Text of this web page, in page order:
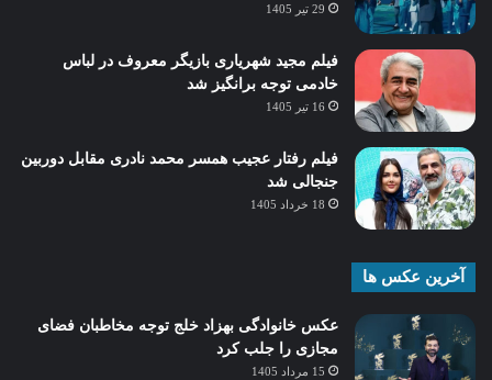
29 تیر 1405
فیلم مجید شهریاری بازیگر معروف در لباس
خادمی توجه برانگیز شد
16 تیر 1405
فیلم رفتار عجیب همسر محمد نادری مقابل دوربین
جنجالی شد
18 خرداد 1405
آخرین عکس ها
عکس خانوادگی بهزاد خلج توجه مخاطبان فضای
مجازی را جلب کرد
15 مرداد 1405